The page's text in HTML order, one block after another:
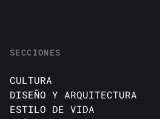
SECCIONES
CULTURA
DISEÑO Y ARQUITECTURA
ESTILO DE VIDA